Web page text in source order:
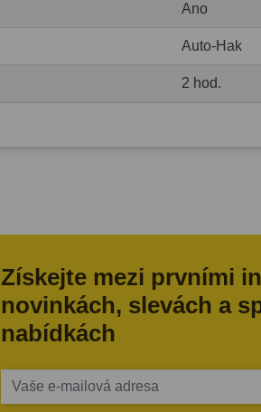
Ano
Auto-Hak
2 hod.
Získejte mezi prvními
novinkách, slevách a
nabídkách